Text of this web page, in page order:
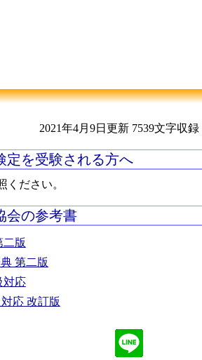
2021年4月9日更新 7539文字収録
定を受験される方へ
ください。
会の参考書
二版
第二版
対応
応 改訂版